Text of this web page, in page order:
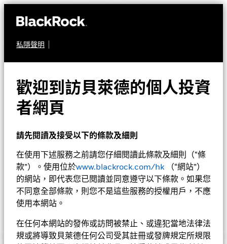
私隱聲明
歡迎到訪貝萊德的個人投資
者網頁
請先閱讀及接受以下的條款及細則
在使用下述服務之前請您仔細閱讀此條款及細則（“條
款”）。使用位於www.blackrock.com/hk （“網站”）
的網站，即代表您已閱讀並同意遵守以下條款。如果您
不同意全部條款，則您不是這些服務的授權用戶，不應
使用本網站。
在任何本網站的發佈或訪問被禁止、或違犯當地法律法
規或將導致貝萊德任何公司受其註冊或發牌規定所規限
股票
貝萊德世界能源基金
淨值截至 2026年8月5日
CHF 9.18
52週波幅 6.84 - 9.70
1天淨值變動截至 2026年8月5日
CHF 0.06 (0.66%)